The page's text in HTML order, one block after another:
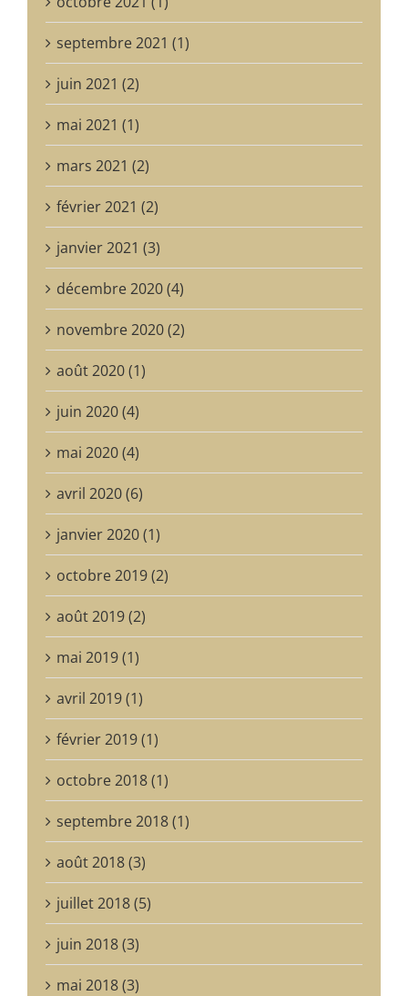
septembre 2021 (1)
juin 2021 (2)
mai 2021 (1)
mars 2021 (2)
février 2021 (2)
janvier 2021 (3)
décembre 2020 (4)
novembre 2020 (2)
août 2020 (1)
juin 2020 (4)
mai 2020 (4)
avril 2020 (6)
janvier 2020 (1)
octobre 2019 (2)
août 2019 (2)
mai 2019 (1)
avril 2019 (1)
février 2019 (1)
octobre 2018 (1)
septembre 2018 (1)
août 2018 (3)
juillet 2018 (5)
juin 2018 (3)
mai 2018 (3)